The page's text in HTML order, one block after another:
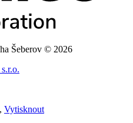
Šeberov © 2026
, Vytisknout